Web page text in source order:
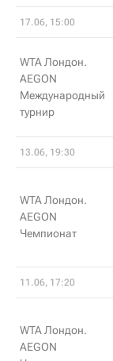
17.06, 15:00
WTA Лондон.
AEGON
Международный
турнир
13.06, 19:30
WTA Лондон.
AEGON
Чемпионат
11.06, 17:20
WTA Лондон.
AEGON